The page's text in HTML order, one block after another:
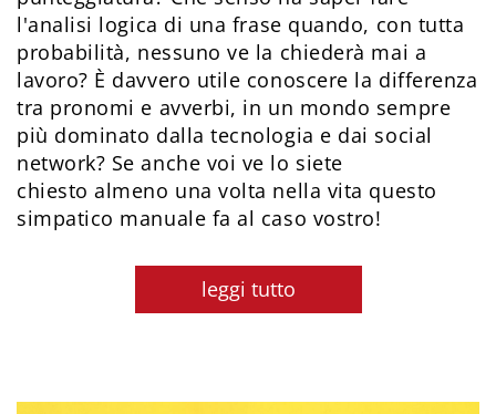
l'analisi logica di una frase quando, con tutta
probabilità, nessuno ve la chiederà mai a
lavoro? È davvero utile conoscere la differenza
tra pronomi e avverbi, in un mondo sempre
più dominato dalla tecnologia e dai social
network? Se anche voi ve lo siete
chiesto almeno una volta nella vita questo
simpatico manuale fa al caso vostro!
leggi tutto